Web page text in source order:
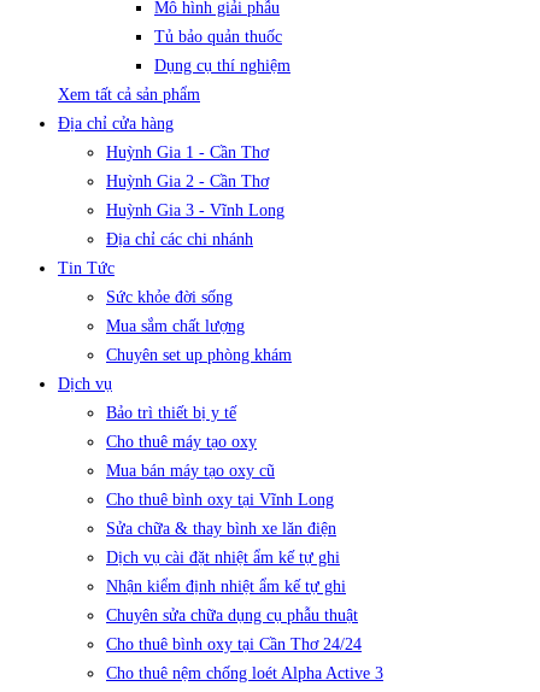
Mô hình giải phẫu
Tủ bảo quản thuốc
Dụng cụ thí nghiệm
Xem tất cả sản phẩm
Địa chỉ cửa hàng
Huỳnh Gia 1 - Cần Thơ
Huỳnh Gia 2 - Cần Thơ
Huỳnh Gia 3 - Vĩnh Long
Địa chỉ các chi nhánh
Tin Tức
Sức khỏe đời sống
Mua sắm chất lượng
Chuyên set up phòng khám
Dịch vụ
Bảo trì thiết bị y tế
Cho thuê máy tạo oxy
Mua bán máy tạo oxy cũ
Cho thuê bình oxy tại Vĩnh Long
Sửa chữa & thay bình xe lăn điện
Dịch vụ cài đặt nhiệt ẩm kế tự ghi
Nhận kiểm định nhiệt ẩm kế tự ghi
Chuyên sửa chữa dụng cụ phẫu thuật
Cho thuê bình oxy tại Cần Thơ 24/24
Cho thuê nệm chống loét Alpha Active 3